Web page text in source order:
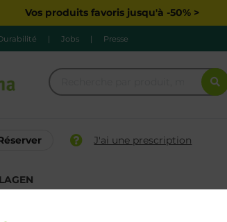
Vos produits favoris jusqu'à -50% >
| Jobs | Presse
J'ai une prescription